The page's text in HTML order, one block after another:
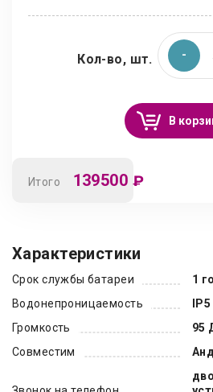
Кол-во, шт.
В
Итого 139500 ₽
Характеристики
Срок службы батареи
1
Водонепроницаемость
Громкость
95
Совместим